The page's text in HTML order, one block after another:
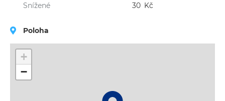
Snížené
30 Kč
Poloha
+
−